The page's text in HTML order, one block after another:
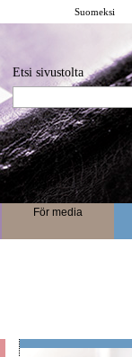
Suomeksi
Etsi sivustolta
För media